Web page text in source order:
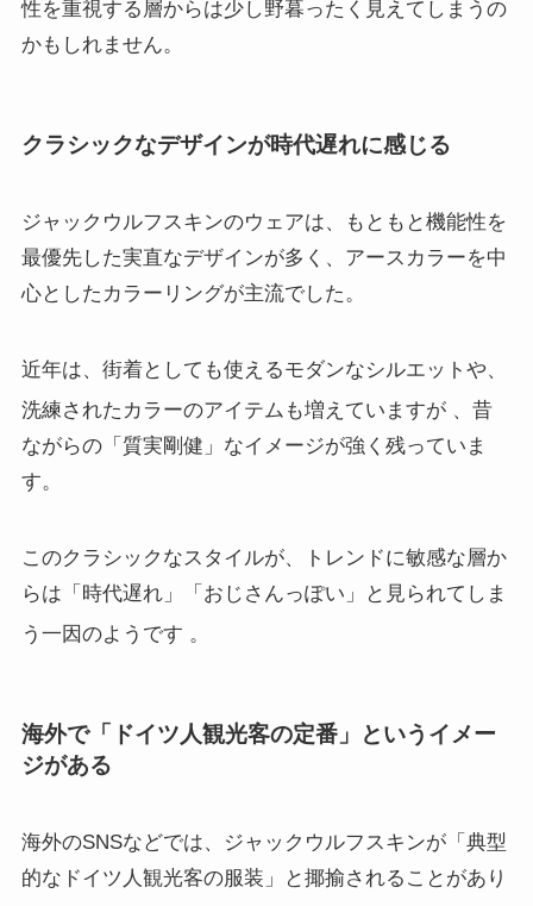
性を重視する層からは少し野暮ったく見えてしまうの
かもしれません。
クラシックなデザインが時代遅れに感じる
ジャックウルフスキンのウェアは、もともと機能性を
最優先した実直なデザインが多く、アースカラーを中
心としたカラーリングが主流でした。
近年は、街着としても使えるモダンなシルエットや、
洗練されたカラーのアイテムも増えていますが 、昔
ながらの「質実剛健」なイメージが強く残っていま
す。
このクラシックなスタイルが、トレンドに敏感な層か
らは「時代遅れ」「おじさんっぽい」と見られてしま
う一因のようです 。
海外で「ドイツ人観光客の定番」というイメー
ジがある
海外のSNSなどでは、ジャックウルフスキンが「典型
的なドイツ人観光客の服装」と揶揄されることがあり